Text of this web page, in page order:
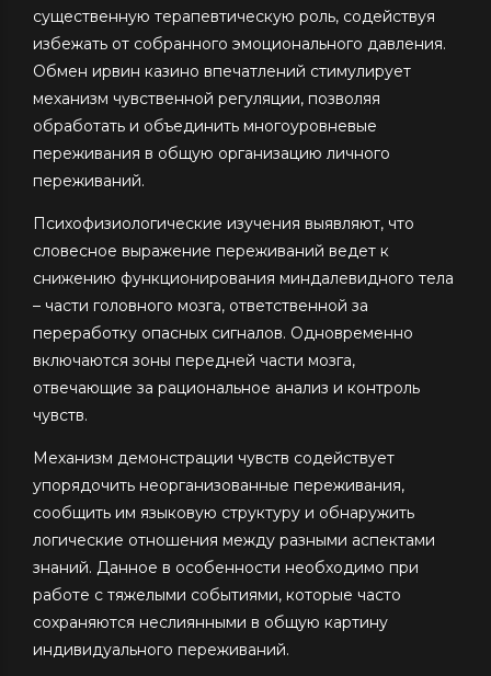
существенную терапевтическую роль, содействуя
избежать от собранного эмоционального давления.
Обмен ирвин казино впечатлений стимулирует
механизм чувственной регуляции, позволяя
обработать и объединить многоуровневые
переживания в общую организацию личного
переживаний.
Психофизиологические изучения выявляют, что
словесное выражение переживаний ведет к
снижению функционирования миндалевидного тела
– части головного мозга, ответственной за
переработку опасных сигналов. Одновременно
включаются зоны передней части мозга,
отвечающие за рациональное анализ и контроль
чувств.
Механизм демонстрации чувств содействует
упорядочить неорганизованные переживания,
сообщить им языковую структуру и обнаружить
логические отношения между разными аспектами
знаний. Данное в особенности необходимо при
работе с тяжелыми событиями, которые часто
сохраняются неслиянными в общую картину
индивидуального переживаний.